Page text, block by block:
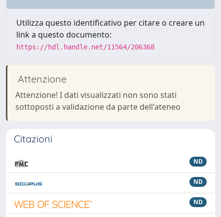
Utilizza questo identificativo per citare o creare un
link a questo documento:
https://hdl.handle.net/11564/206368
Attenzione
Attenzione! I dati visualizzati non sono stati
sottoposti a validazione da parte dell'ateneo
Citazioni
ND
ND
ND